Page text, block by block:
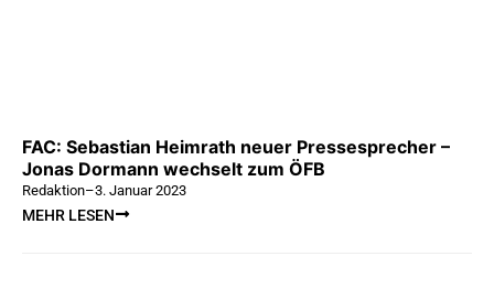
FAC: Sebastian Heimrath neuer Pressesprecher –
Jonas Dormann wechselt zum ÖFB
Redaktion–3. Januar 2023
MEHR LESEN